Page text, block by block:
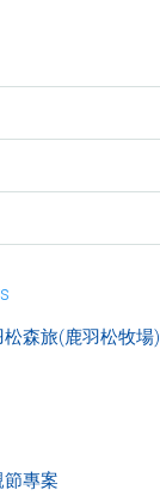
松森旅(鹿羽松牧場)
節專案